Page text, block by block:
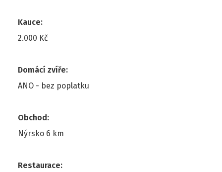
Kauce:
2.000 Kč
Domácí zvíře:
ANO - bez poplatku
Obchod:
Nýrsko 6 km
Restaurace: